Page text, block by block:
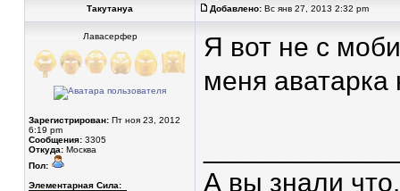
Такутануа Добавлено: Вс янв 27, 2013 2:32 pm
Лавасерфер
Зарегистрирован: Пт ноя 23, 2012
6:19 pm
Сообщения: 3305
Откуда: Москва
Пол:
Элементарная Сила:
Я вот не с
меня аватарка
А вы знали